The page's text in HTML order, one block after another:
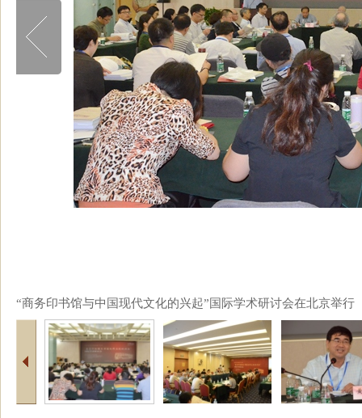
“商务印书馆与中国现代文化的兴起”国际学术研讨会在北京举行